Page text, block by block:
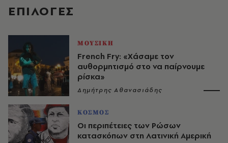
EΠΙΛΟΓΈΣ
ΜΟΥΣΙΚΗ
French Fry: «Χάσαμε τον
αυθορμητισμό στο να παίρνουμε
ρίσκα»
Δημήτρης Αθανασιάδης
ΚΟΣΜΟΣ
Οι περιπέτειες των Ρώσων
κατασκόπων στη Λατινική Αμερική